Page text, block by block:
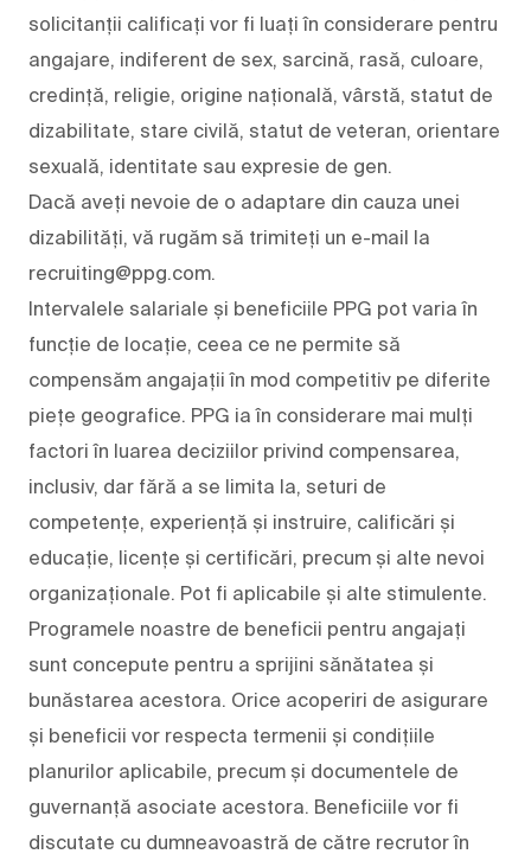
solicitanții calificați vor fi luați în considerare pentru
angajare, indiferent de sex, sarcină, rasă, culoare,
credință, religie, origine națională, vârstă, statut de
dizabilitate, stare civilă, statut de veteran, orientare
sexuală, identitate sau expresie de gen.
Dacă aveți nevoie de o adaptare din cauza unei
dizabilități, vă rugăm să trimiteți un e-mail la
recruiting@ppg.com.
Intervalele salariale și beneficiile PPG pot varia în
funcție de locație, ceea ce ne permite să
compensăm angajații în mod competitiv pe diferite
piețe geografice. PPG ia în considerare mai mulți
factori în luarea deciziilor privind compensarea,
inclusiv, dar fără a se limita la, seturi de
competențe, experiență și instruire, calificări și
educație, licențe și certificări, precum și alte nevoi
organizaționale. Pot fi aplicabile și alte stimulente.
Programele noastre de beneficii pentru angajați
sunt concepute pentru a sprijini sănătatea și
bunăstarea acestora. Orice acoperiri de asigurare
și beneficii vor respecta termenii și condițiile
planurilor aplicabile, precum și documentele de
guvernanță asociate acestora. Beneficiile vor fi
discutate cu dumneavoastră de către recrutor în